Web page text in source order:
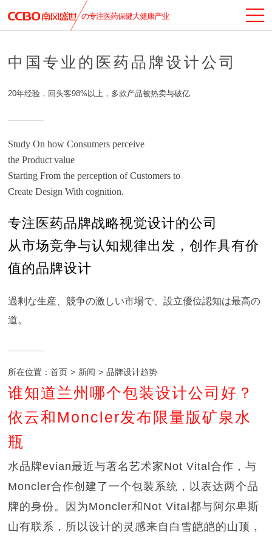
の专注医药保健大健康产业
中国专业的医药品牌设计公司
20年经验，回头客98%以上，多款产品被热卖与破亿
Study On how Consumers perceive
the Product value
Starting From the perception of Customers to
Create Design With cognition.
专注医药品牌战略视觉设计的公司
从市场竞争与认知规律出发，创作具有价
值的品牌设计
過剰な生産、競争の激しい市場で、設立優位認知は最高の
道。
所在位置：首页 > 新闻 > 品牌设计趋势
谁知道兰州哪个包装设计公司好？
依云和Moncler发布限量版矿泉水
瓶
水品牌evian最近与著名艺术家Not Vital合作，与
Moncler合作创建了一个包装系统，以表达两个品
牌的身份。因为Moncler和Not Vital都与阿尔卑斯
山有联系，所以设计的灵感来自白雪皑皑的山顶，